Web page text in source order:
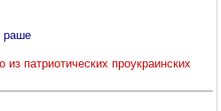
раше
патриотических проукраинских